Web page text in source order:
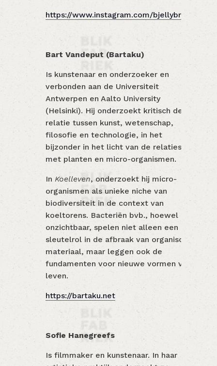
https://www.instagram.com/bjellybrain/
Bart Vandeput (Bartaku)
Is kunstenaar en onderzoeker en
verbonden aan de Universiteit
Antwerpen en Aalto University
(Helsinki). Hij onderzoekt kritisch de
relatie tussen kunst, wetenschap,
filosofie en technologie, in het
bijzonder in het licht van de relaties
met planten en micro-organismen.
In Koelleven, onderzoekt hij micro-
organismen als unieke niche van
biodiversiteit in de context van
koeltorens. Bacteriën bvb., hoewel
onzichtbaar, spelen niet alleen een
sleutelrol in de afbraak van organisch
materiaal, maar leggen ook de
fundamenten voor nieuwe vormen van
leven.
https://bartaku.net
Sofie Hanegreefs
Is filmmaker en kunstenaar. In haar